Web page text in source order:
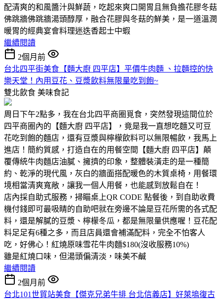
配清爽的和風醬汁與鮮蔬，吃起來爽口開胃且無負擔花膠冬菇
佛跳牆佛跳牆湯頭醇厚，融合花膠與冬菇的鮮美，是一道溫潤
暖胃的經典宴會料理迷迭香起士中蝦
繼續閱讀
2個月前
台北四平街美食【麵大廚 四平店】平價牛肉麵 、拉麵控的快
樂天堂！內用豆花、豆漿飲料無限量吃到飽~
雙北飲食 美味食記
周日下午2點多，我在台北四平商圈覓食，突然發現這間位於
四平商圈內的【麵大廚 四平店】，竟是我一直想吃麵又可豆
花吃到飽的麵店，還有豆漿與檸檬飲料可以無限暢飲，我馬上
進店！簡約質感，打造自在的用餐空間【麵大廚 四平店】顛
覆傳統牛肉麵店油膩、擁擠的印象，整體裝潢走的是一種簡
約、乾淨的現代風，灰白的牆面搭配暖色的木質桌椅，用餐環
境相當清爽寬敞，讓我一個人用餐，也能感到放鬆自在！
店內採自助式服務，掃瞄桌上QR CODE 點餐後，到自助收費
機付錢即可最吸睛的自助吧就在旁邊不論是豆花所需的各式配
料，還是解膩的豆漿、檸檬冬瓜，都是無限量供應喔！豆花配
料足足有6種之多，而且店員還會補滿配料，完全不怕客人
吃，好佛心！紅燒原味雪花牛肉麵$180(沒收服務10%)
雖是紅燒口味，但湯頭偏清淡，味美不鹹
繼續閱讀
2個月前
台北101世貿站美食【傑克兄弟牛排 台北信義店】好萊塢復古